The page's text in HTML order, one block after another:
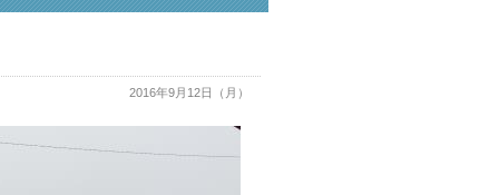
2016年9月12日（月）